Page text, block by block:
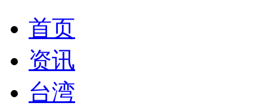
首页
资讯
台湾